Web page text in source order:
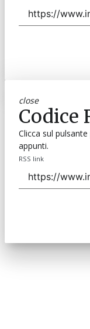
close
Codice
Clicca sul
appunti.
RSS link